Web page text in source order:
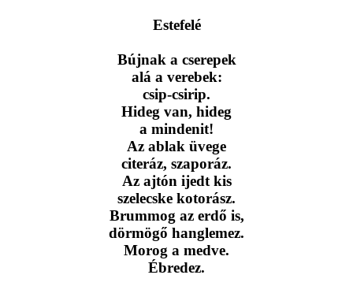
Estefelé
Bújnak a cserepek
alá a verebek:
csip-csirip.
Hideg van, hideg
a mindenit!
Az ablak üvege
citeráz, szaporáz.
Az ajtón ijedt kis
szelecske kotorász.
Brummog az erdő is,
dörmögő hanglemez.
Morog a medve.
Ébredez.